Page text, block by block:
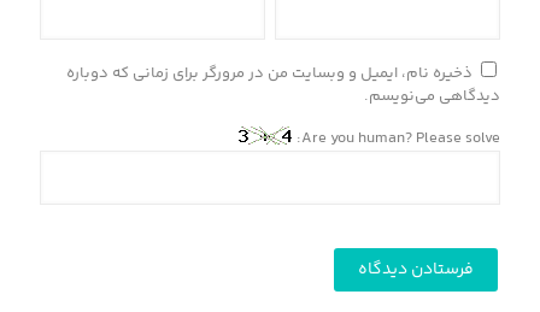
ذخیره نام، ایمیل و وبسایت من در مرورگر برای زمانی که دوباره
دیدگاهی می‌نویسم.
Are you human? Please solve: